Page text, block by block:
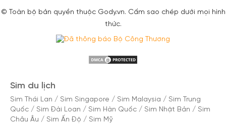
© Toàn bộ bản quyền thuộc Gody.vn. Cấm sao chép dưới mọi hình
thức.
Sim du lịch
Sim Thái Lan / Sim Singapore / Sim Malaysia / Sim Trung
Quốc / Sim Đài Loan / Sim Hàn Quốc / Sim Nhật Bản / Sim
Châu Âu / Sim Ấn Độ / Sim Mỹ